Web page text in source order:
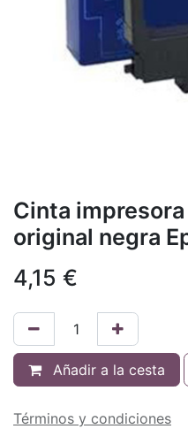
Cinta
original negra
4,15 €
Añadir a la cesta
Términos y condiciones